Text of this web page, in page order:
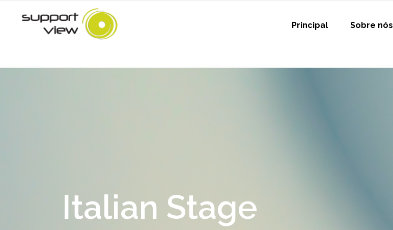
Principal Sobre nós
Italian Stage